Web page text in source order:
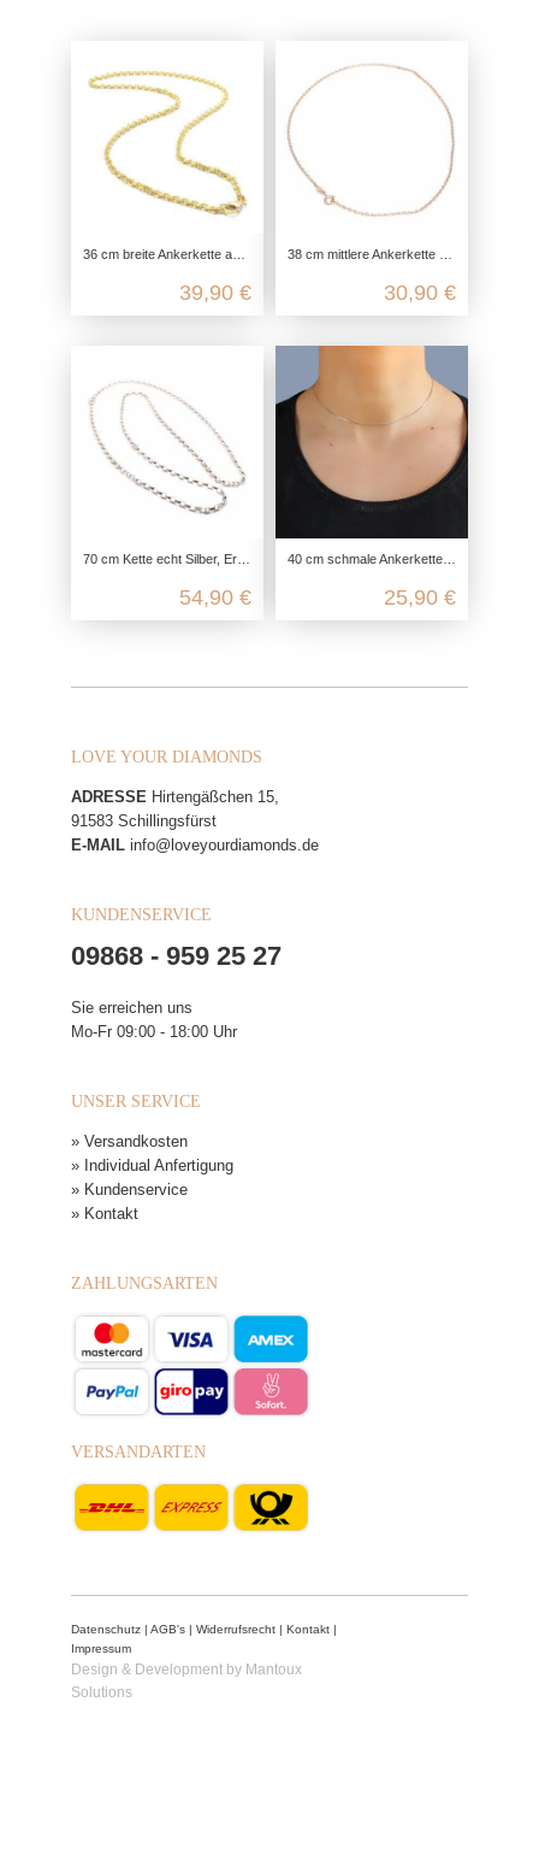
36 cm breite Ankerkette aus 925 Sterling Silber
39,90 €
38 cm mittlere Ankerkette vierfach diamantiert aus echtem 925 Sterling Silber
30,90 €
70 cm Kette echt Silber, Erbskette für Anhänger, Unisex Silberkette Damen und Herren, Damen Kette lang, Herren Kette Rosegold
54,90 €
40 cm schmale Ankerkette 4-fach diamantiert aus echtem 925 Sterling Silber
25,90 €
LOVE YOUR DIAMONDS
ADRESSE Hirtengäßchen 15,
91583 Schillingsfürst
E-MAIL info@loveyourdiamonds.de
KUNDENSERVICE
09868 - 959 25 27
Sie erreichen uns
Mo-Fr 09:00 - 18:00 Uhr
UNSER SERVICE
» Versandkosten
» Individual Anfertigung
» Kundenservice
» Kontakt
ZAHLUNGSARTEN
VERSANDARTEN
Datenschutz AGB's Widerrufsrecht Kontakt
Impressum
Design & Development by Mantoux
Solutions